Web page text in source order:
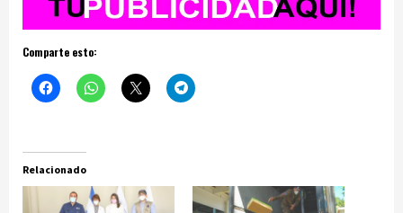
Comparte esto:
Relacionado